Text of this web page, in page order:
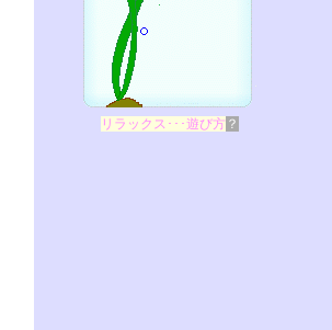
リラックス･･･遊び方 ？